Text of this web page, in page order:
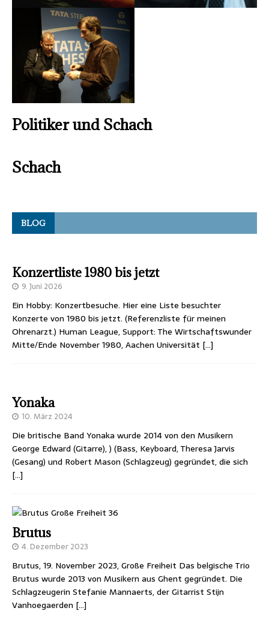
Politiker und Schach
Schach
BLOG
Konzertliste 1980 bis jetzt
9. Juni 2026
Ein Hobby: Konzertbesuche. Hier eine Liste besuchter
Konzerte von 1980 bis jetzt. (Referenzliste für meinen
Ohrenarzt.) Human League, Support: The Wirtschaftswunder
Mitte/Ende November 1980, Aachen Universität […]
Yonaka
10. März 2024
Die britische Band Yonaka wurde 2014 von den Musikern
George Edward (Gitarre), ) (Bass, Keyboard, Theresa Jarvis
(Gesang) und Robert Mason (Schlagzeug) gegründet, die sich
[…]
Brutus
4. Dezember 2023
Brutus, 19. November 2023, Große Freiheit Das belgische Trio
Brutus wurde 2013 von Musikern aus Ghent gegründet. Die
Schlagzeugerin Stefanie Mannaerts, der Gitarrist Stijn
Vanhoegaerden […]